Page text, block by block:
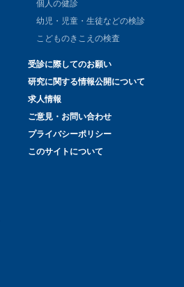
個人の健診
幼児・児童・生徒などの検診
こどものきこえの検査
受診に際してのお願い
研究に関する情報公開について
求人情報
ご意見・お問い合わせ
プライバシーポリシー
このサイトについて